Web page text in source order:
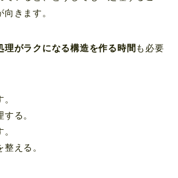
きます。
理がラクになる構造を作る時間 も必要
る。
える。